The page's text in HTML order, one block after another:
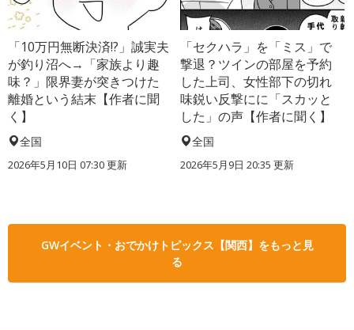
「10万円無断決済!?」誠実夫
が釣り沼へ→「家族より趣
味？」限界妻が突きつけた
離婚という結末【作者に聞
く】
全国
2026年5月10日 07:30 更新
「セクハラ」を「ミス」で
撃退？ツインの部屋を予約
した上司、女性部下の切れ
味鋭い反撃にに「スカッと
した」の声【作者に聞く】
全国
2026年5月9日 20:35 更新
GWイベント・おでかけトピックス【関西】をもっと見
る